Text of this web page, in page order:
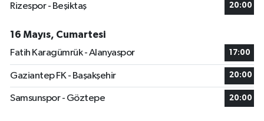
Rizespor - Beşiktaş
20:00
16 Mayıs, Cumartesi
Fatih Karagümrük - Alanyaspor
17:00
Gaziantep FK - Başakşehir 20:00
Samsunspor - Göztepe 20:00